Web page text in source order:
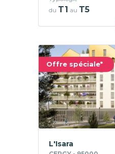
du T1 au T5
Offre spéciale*
L'Isara